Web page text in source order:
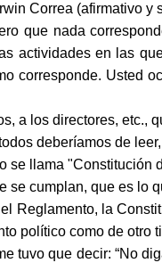
Correa (afirmativo y
que nada
actividades en las
corresponde. Usted
a los directores, etc.,
deberíamos de
llama
cumplan, que es lo
Reglamento, la
político como de
que decir: “No